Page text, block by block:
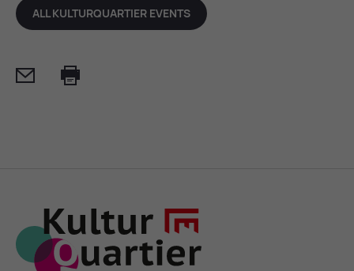
ALL KULTURQUARTIER EVENTS
Mail